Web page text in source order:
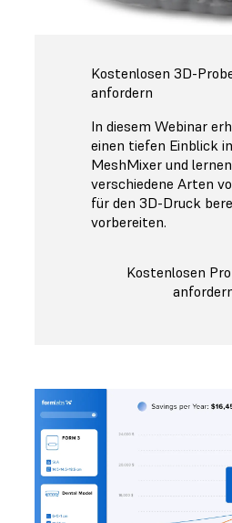
Kostenlosen 3D-
anfordern
In diesem Webinar
einen tiefen Einblick
MeshMixer und
verschiedene Arten
für den 3D-Druck
vorbereiten.
Kostenlosen